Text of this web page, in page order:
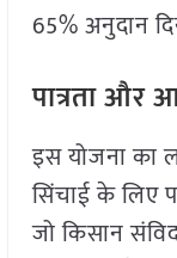
65% अनुदान
पात्रता और
इस योजना का
सिंचाई के लिए
जो किसान